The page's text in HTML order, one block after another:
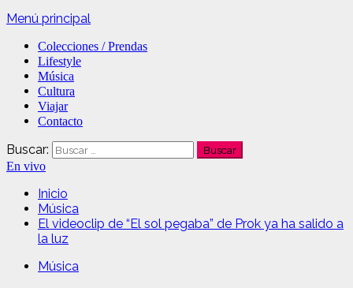
Menú principal
Colecciones / Prendas
Lifestyle
Música
Cultura
Viajar
Contacto
Buscar:
En vivo
Inicio
Música
El videoclip de “El sol pegaba” de Prok ya ha salido a
la luz
Música